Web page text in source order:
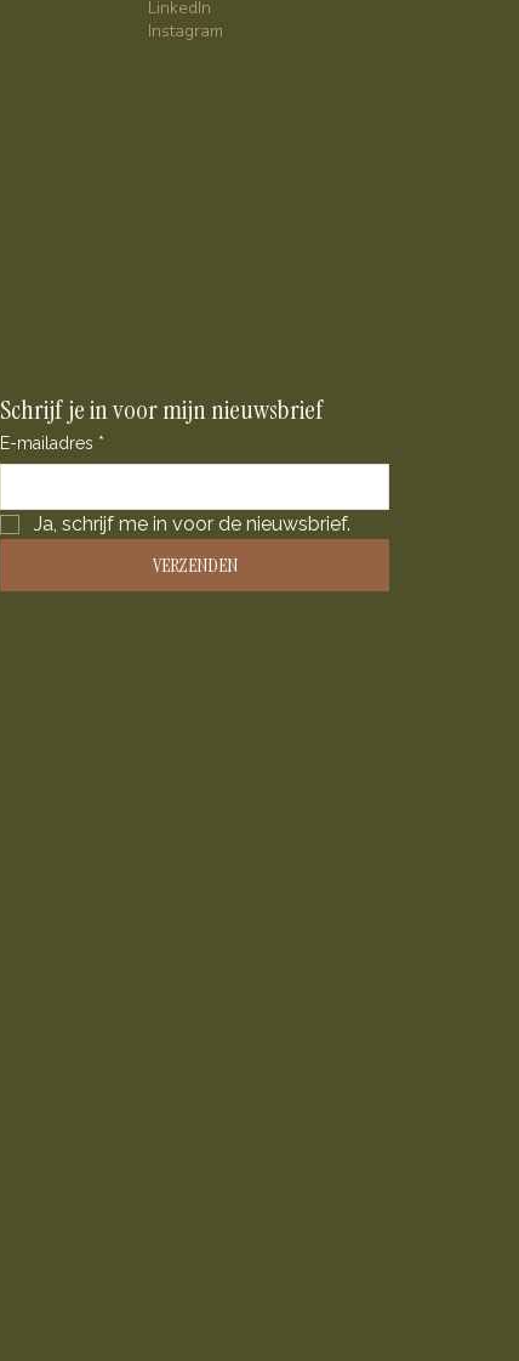
LinkedIn
Instagram
Schrijf je in voor mijn nieuwsbrief
E-mailadres *
Ja, schrijf me in voor de nieuwsbrief.
VERZENDEN